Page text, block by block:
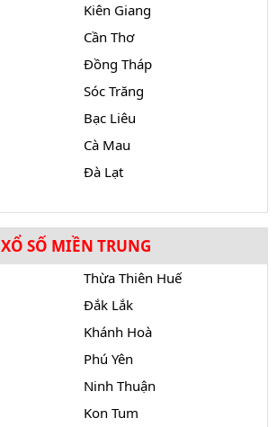
Kiên Giang
Cần Thơ
Đồng Tháp
Sóc Trăng
Bạc Liêu
Cà Mau
Đà Lạt
XỔ SỐ MIỀN TRUNG
Thừa Thiên Huế
Đắk Lắk
Khánh Hoà
Phú Yên
Ninh Thuận
Kon Tum